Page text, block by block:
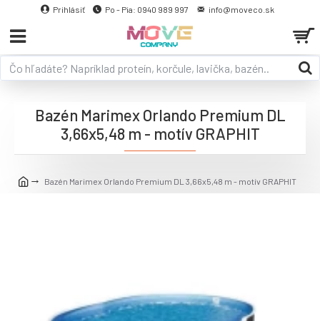
Prihlásiť Po - Pia: 0940 989 997 info@moveco.sk
Bazén Marimex Orlando Premium DL 3,66x5,48 m - motív GRAPHIT
Bazén Marimex Orlando Premium DL
3,66x5,48 m - motív GRAPHIT